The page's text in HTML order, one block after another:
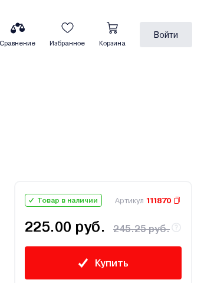
Сравнение Избранное Корзина
Войти
Товар в наличии Артикул 111870
225.00 руб. 245.25 руб.
Купить